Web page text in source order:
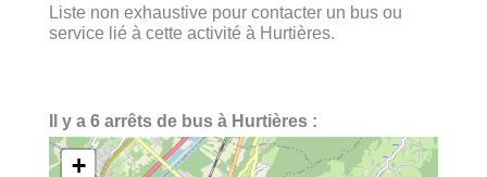
Liste non exhaustive pour contacter un bus ou
service lié à cette activité à Hurtières.
Il y a 6 arrêts de bus à Hurtières :
+